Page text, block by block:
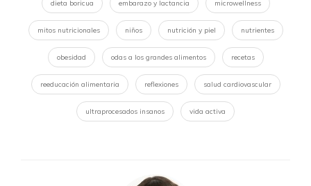
dieta boricua embarazo y lactancia microwellness
mitos nutricionales niños nutrición y piel nutrientes
obesidad odas a los grandes alimentos recetas
reeducación alimentaria reflexiones salud cardiovascular
ultraprocesados insanos vida activa